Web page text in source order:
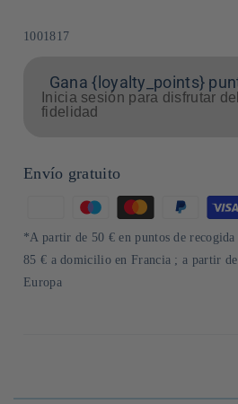
SKU:
1001817
Gana {loyalty_points}
Inicia sesión para disfrutar
fidelidad
Envío gratuito
de
pago
*A partir de 50 € en puntos de
85 € a domicilio en Francia ; a partir
Europa